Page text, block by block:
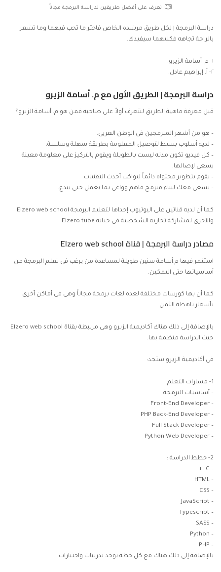
تعرف على أفضل طريقين لدراسة البرمجة مجاناً
دراسة البرمجة | لكل طريق مرشده الخاص فاختر ما تحب فيهما وما تشعر
بالراحة تجاهه فكليهما سيفيدك.
١- م. أسامة الزيرو.
٢- أ. إبراهيم عادل.
دراسة البرمجة | الطريق الأول مع م. أسامة الزيرو
قبل معرفة ماهية الطريق لنتعرف أولاً على صاحبه فمن هو م. أسامة الزيرو؟
– هو من أشهر المبرمجين فى الوطن العربى.
– لديه أسلوب بسيط لتوصيل المعلومة بطريقة سهلة وسلسة.
– كل فيديو تكون مدته ليست بالطويلة ويقوم بالتركيز على معلومة معينة
يسعى لإصالها.
– يقوم بتطوير محتواه دائماً ليواكب أحدث التقنيات.
– يسعى معك لبناء مبرمج فاهم وواعى بما يعمل حتى يبدع.
كما أن لديه قناتين على اليوتيوب إحداها لتعليم البرمجة Elzero web school
والآخرى لمشاركة تجاربه الشخصية فى حياته Elzero tube.
مصادر دراسة البرمجة | قناة Elzero web school
استثمر فيها م.أسامة سنين طويلة لمساعدة من يرغب فى تعلم البرمجة من
أساسياتها حتى التمكين.
كما أن بها كورسات مختلفة لعدة لغات برمجة مجاناً وهى فى أماكن أخرى
بأسعار باهظة الثمن.
بالإضافة إلى ذلك هناك أكاديمية الزيرو
وهى مرتبطة بقناة Elzero web school
حيث الدراسة منظمة بها.
فى أكاديمية الزيرو ستجد:
1- مسارات التعلم
– أساسيات البرمجة
– Front-End Developer
– PHP Back-End Developer
– Full Stack Developer
– Python Web Developer
2- خطط الدراسة :
– C++
– HTML
– CSS
– JavaScript
– Typescript
– SASS
– Python
– PHP
بالإضافة إلى ذلك هناك مع كل خطة يوجد تدريبات واختبارات.